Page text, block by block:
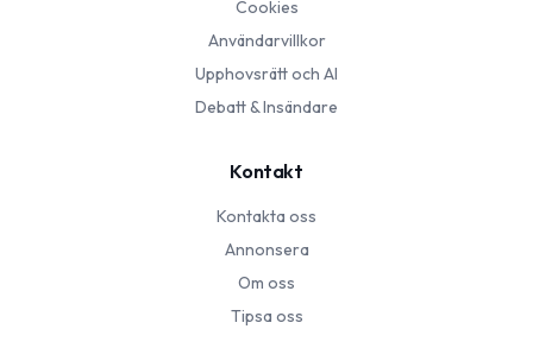
Cookies
Användarvillkor
Upphovsrätt och AI
Debatt & Insändare
Kontakt
Kontakta oss
Annonsera
Om oss
Tipsa oss